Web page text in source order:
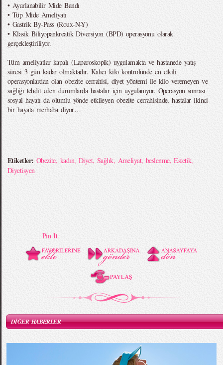
• Ayarlanabilir Mide Bandı
• Tüp Mide Ameliyatı
• Gastrik By-Pass (Roux-N-Y)
• Klasik Biliyopankreatik Diversiyon (BPD) operasyonu olarak
gerçekleştiriliyor.
Tüm ameliyatlar kapalı (Laparoskopik) uygulamakta ve hastanede yatış
süresi 3 gün kadar olmaktadır. Kalıcı kilo kontrolünde en etkili
operasyonlardan olan obezite cerrahisi, diyet yöntemi ile kilo veremeyen ve
sağlığı tehdit eden durumlarda hastalar için uygulanıyor. Operasyon sonrası
sosyal hayatı da olumlu yönde etkileyen obezite cerrahisinde, hastalar ikinci
bir hayata merhaba diyor…
Etiketler: Obezite, kadın, Diyet,Sağlık, Ameliyat, beslenme,Estetik,
Diyetisyen
Pin It
DİĞER HABERLER